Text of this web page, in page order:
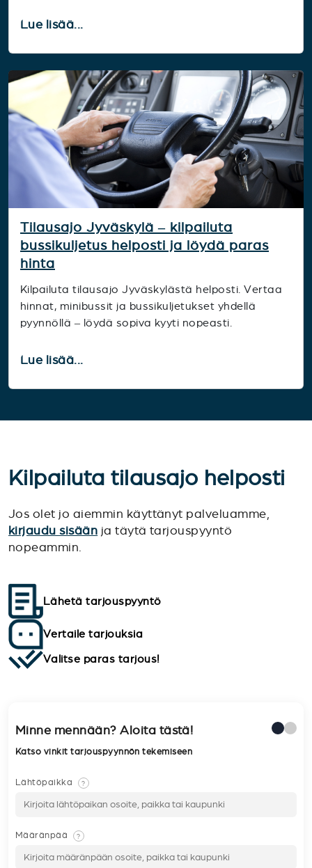
Lue lisää...
Tilausajo Jyväskylä – kilpailuta
bussikuljetus helposti ja löydä paras
hinta
Kilpailuta tilausajo Jyväskylästä helposti. Vertaa
hinnat, minibussit ja bussikuljetukset yhdellä
pyynnöllä – löydä sopiva kyyti nopeasti.
Lue lisää...
Kilpailuta tilausajo helposti
Jos olet jo aiemmin käyttänyt palveluamme,
kirjaudu sisään ja täytä tarjouspyyntö
nopeammin.
Lähetä tarjouspyyntö
Vertaile tarjouksia
Valitse paras tarjous!
Minne mennään? Aloita tästä!
Katso vinkit tarjouspyynnön tekemiseen
Lähtöpaikka ?
Määränpää ?